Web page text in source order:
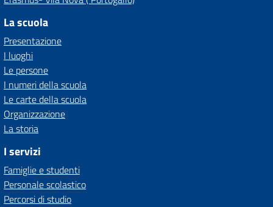
La scuola
Presentazione
I luoghi
Le persone
I numeri della scuola
Le carte della scuola
Organizzazione
La storia
I servizi
Famiglie e studenti
Personale scolastico
Percorsi di studio